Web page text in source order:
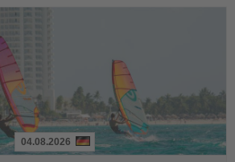
04.08.2026